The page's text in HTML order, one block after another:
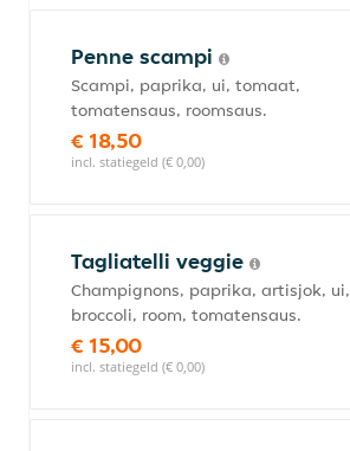
Penne scampi
Scampi, paprika, ui, tomaat,
tomatensaus, roomsaus.
€ 18,50
incl. statiegeld (€ 0,00)
Tagliatelli veggie
Champignons, paprika, artisjok, ui,
broccoli, room, tomatensaus.
€ 15,00
incl. statiegeld (€ 0,00)